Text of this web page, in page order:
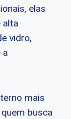
elas
alta
vidro,
a
mais
busca